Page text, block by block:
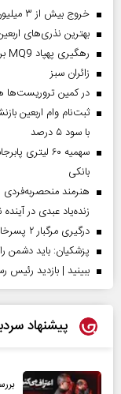
خروج بیش از ۳ میلیون زائر از تمام مرز‌های کشور
بهترین نذری‌های
رهگیری پهپاد MQ9 بر فراز تنگه هرمز
‌زائران سبز
در کمین تروریست‌ها
با سود ۵ درصد
سهمیه ۶۰
بانکی
زنده‌یاد عبدی در
درگیری مرگبار ۲ پسرخاله در پارک
پزشکیان: باید دشمن را
ببینید | بازدید رئیس
پیشنهاد